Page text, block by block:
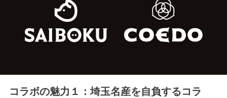
コラボの魅力１：埼玉名産を自負するコラ